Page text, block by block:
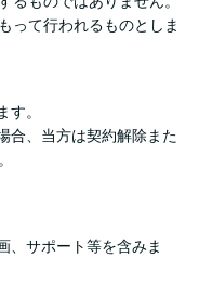
って行われるものとしま
。
合、当方は契約解除また
、サポート等を含みま